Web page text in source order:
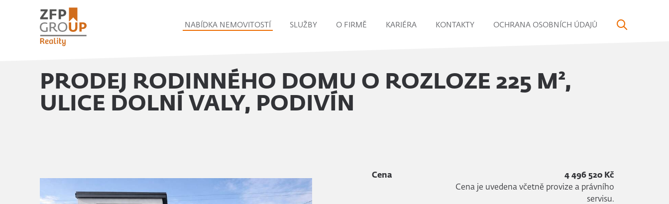
NABÍDKA NEMOVITOSTÍ SLUŽBY O FIRMĚ KARIÉRA KONTAKTY OCHRANA OSOBNÍCH ÚDAJŮ
PRODEJ RODINNÉHO DOMU O ROZLOZE 225 M²,
ULICE DOLNÍ VALY, PODIVÍN
Cena
4 496 520 Kč
Cena je uvedena včetně provize a právního
servisu.